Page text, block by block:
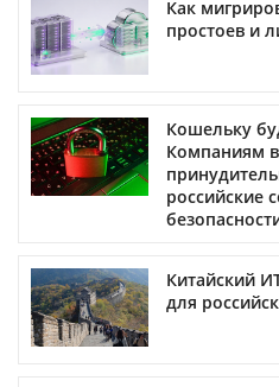
Как
простоев и
Кошельку
Компаниям
российские
Китайский
для